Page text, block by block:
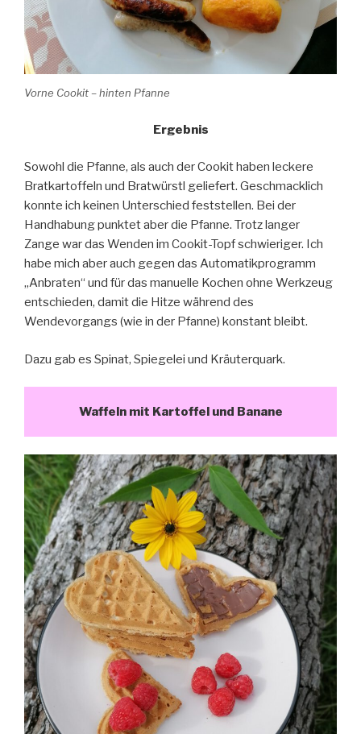
Vorne Cookit – hinten Pfanne
Ergebnis
Sowohl die Pfanne, als auch der Cookit haben leckere
Bratkartoffeln und Bratwürstl geliefert. Geschmacklich
konnte ich keinen Unterschied feststellen. Bei der
Handhabung punktet aber die Pfanne. Trotz langer
Zange war das Wenden im Cookit-Topf schwieriger. Ich
habe mich aber auch gegen das Automatikprogramm
„Anbraten“ und für das manuelle Kochen ohne Werkzeug
entschieden, damit die Hitze während des
Wendevorgangs (wie in der Pfanne) konstant bleibt.
Dazu gab es Spinat, Spiegelei und Kräuterquark.
Waffeln mit Kartoffel und Banane